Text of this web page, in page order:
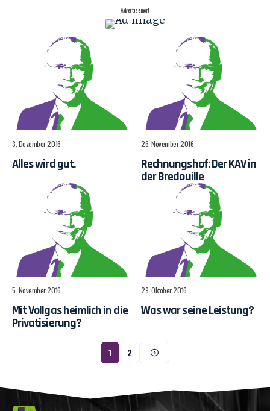
- Advertisement -
3. Dezember 2016
Alles wird gut.
26. November 2016
Rechnungshof: Der KAV in
der Bredouille
5. November 2016
Mit Vollgas heimlich in die
Privatisierung?
29. Oktober 2016
Was war seine Leistung?
1 2